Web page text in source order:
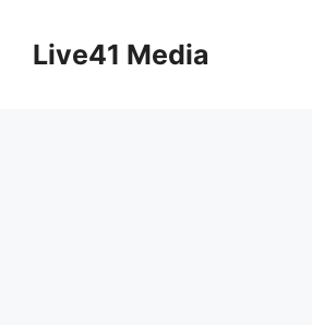
contentLive41 Media